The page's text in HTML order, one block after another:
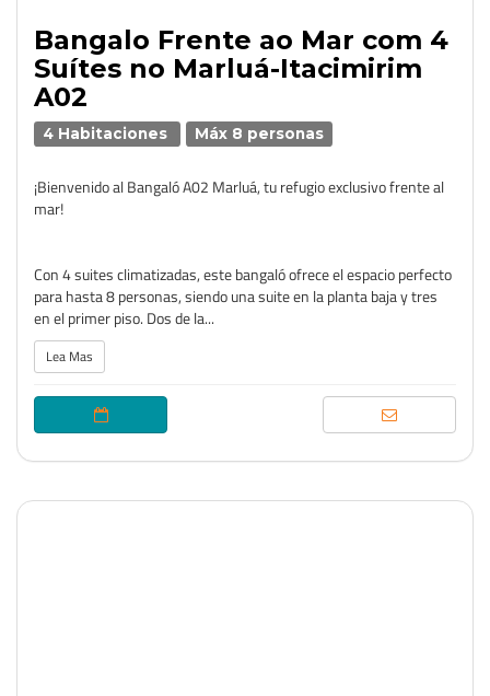
Bangalo Frente ao Mar com 4
Suítes no Marluá-Itacimirim
A02
4 Habitaciones Máx 8 personas
¡Bienvenido al Bangaló A02 Marluá, tu refugio exclusivo frente al
mar!
Con 4 suites climatizadas, este bangaló ofrece el espacio perfecto
para hasta 8 personas, siendo una suite en la planta baja y tres
en el primer piso. Dos de la...
Lea Mas